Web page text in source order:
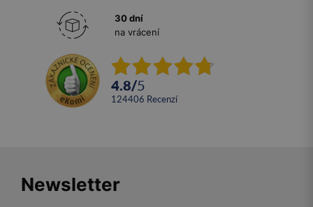
30 dní
na vrácení
4.8/5
124406 recenzí
Newsletter